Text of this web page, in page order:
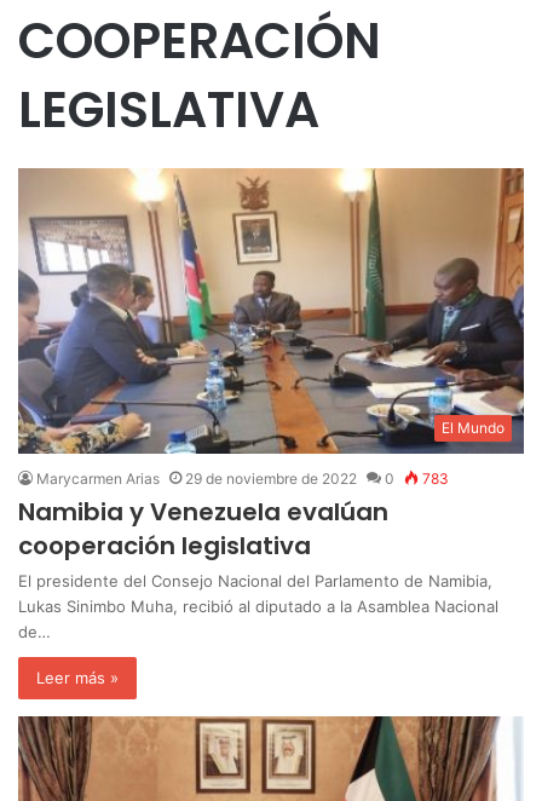
COOPERACIÓN
LEGISLATIVA
El Mundo
Marycarmen Arias 29 de noviembre de 2022 0 783
Namibia y Venezuela evalúan
cooperación legislativa
El presidente del Consejo Nacional del Parlamento de Namibia,
Lukas Sinimbo Muha, recibió al diputado a la Asamblea Nacional
de…
Leer más »